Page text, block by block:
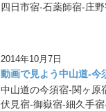
四日市宿-石薬師宿-庄
2014年10月7日
動画で見よう中山道-今
中山道の今須宿-関ヶ原
伏見宿-御嶽宿-細久手